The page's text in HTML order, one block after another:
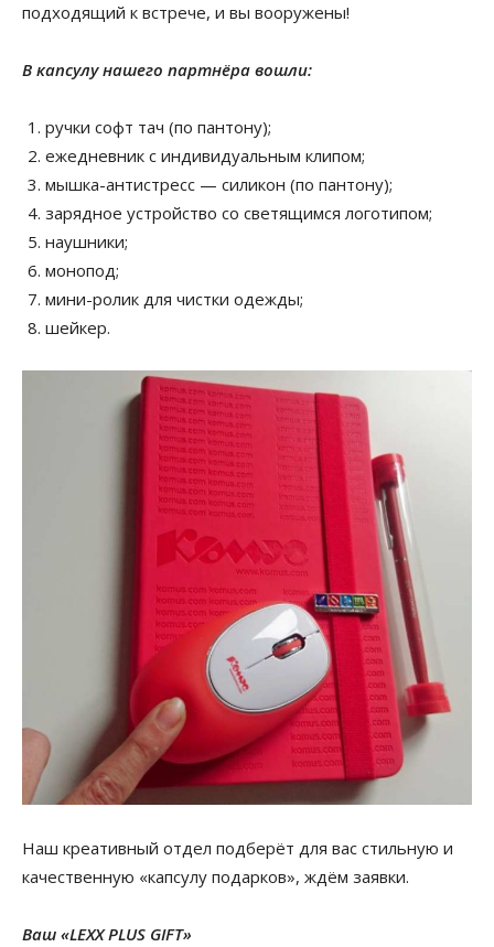
подходящий к встрече, и вы вооружены!
В капсулу нашего партнёра вошли:
ручки софт тач (по пантону);
ежедневник с индивидуальным клипом;
мышка-антистресс — силикон (по пантону);
зарядное устройство со светящимся логотипом;
наушники;
монопод;
мини-ролик для чистки одежды;
шейкер.
Наш креативный отдел подберёт для вас стильную и
качественную «капсулу подарков», ждём заявки.
Ваш «LEXX PLUS GIFT»